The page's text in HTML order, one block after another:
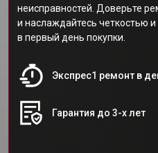
неисправностей. Доверьте
и наслаждайтесь четкостью
в первый день покупки.
Экспрес1 ремонт в
Гарантия до 3-х лет